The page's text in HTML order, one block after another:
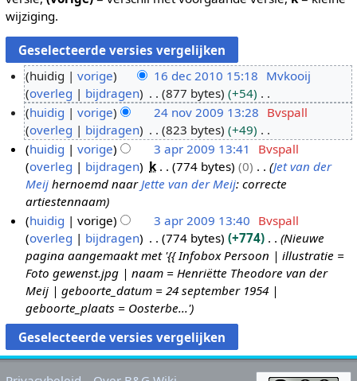
wijziging.
6
e
1
huidig vorige 16 dec 2010 15:18 Mvkooij
overleg
bijdragen 877 bytes
+54
G
e
e
n
b
e
w
e
r
k
i
n
g
s
s
4
2
huidig vorige 24 nov 2009 13:28 Bvspall
overleg
bijdragen 823 bytes
+49
G
e
e
n
b
e
w
e
r
k
i
n
g
huidig vorige 3 apr 2009 13:41
Bvspall
overleg
bijdragen k 774 bytes 0
Jet van der
Meij hernoemd naarJette van der Meij: correcte
artiestennaam
huidig
vorige 3 apr 2009 13:40 Bvspall
overleg
bijdragen 774 bytes +774
Nieuwe
pagina aangemaakt met '{{ Infobox Persoon | illustratie =
Foto gewenst.jpg | naam = Henriëtte Theodore van der
Meij | geboorte_datum = 24 september 1954 |
geboorte_plaats = Oosterbe...'